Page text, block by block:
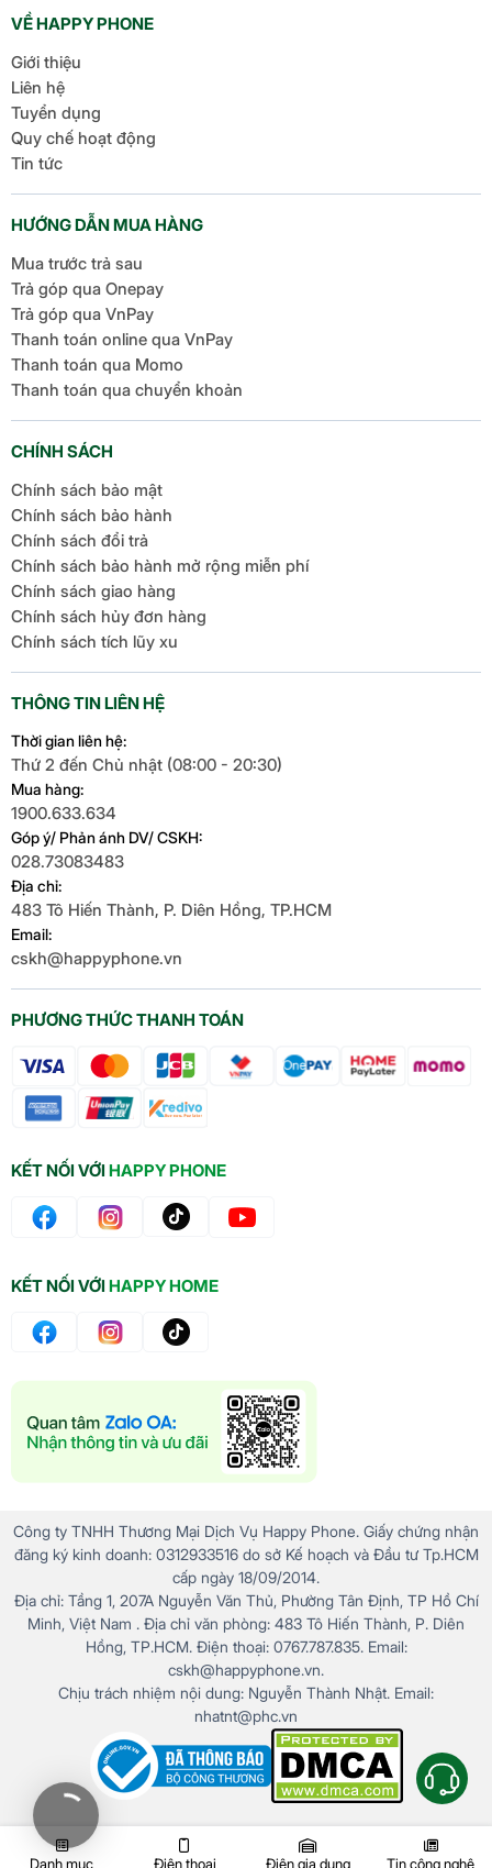
Danh mục Điện thoại Điện gia dụng Tin công nghệ
VỀ HAPPY PHONE
Giới thiệu
Liên hệ
Tuyển dụng
Quy chế hoạt động
Tin tức
HƯỚNG DẪN MUA HÀNG
Mua trước trả sau
Trả góp qua Onepay
Trả góp qua VnPay
Thanh toán online qua VnPay
Thanh toán qua Momo
Thanh toán qua chuyển khoản
PHƯƠNG THỨC THANH TOÁN
KẾT NỐI VỚIHAPPY PHONE
CHÍNH SÁCH
Chính sách bảo mật
Chính sách bảo hành
Chính sách đổi trả
Chính sách bảo hành mở rộng miễn phí
Chính sách giao hàng
Chính sách hủy đơn hàng
Chính sách tích lũy xu
THÔNG TIN LIÊN HỆ
Thời gian liên hệ:
Thứ 2 đến Chủ nhật (08:00 - 20:30)
Mua hàng:
1900.633.634
Góp ý/ Phản ánh DV/ CSKH:
028.73083483
Địa chỉ:
483 Tô Hiến Thành, P. Diên Hồng, TP.HCM
Email:
cskh@happyphone.vn
KẾT NỐI VỚIHAPPY HOME
Công ty TNHH Thương Mại Dịch Vụ Happy Phone. Giấy chứng nhận
đăng ký kinh doanh: 0312933516 do sở Kế hoạch và Đầu tư Tp.HCM
cấp ngày 18/09/2014.
Địa chỉ: Tầng 1, 207A Nguyễn Văn Thủ, Phường Tân Định, TP Hồ Chí
Minh, Việt Nam . Địa chỉ văn phòng: 483 Tô Hiến Thành, P. Diên
Hồng, TP.HCM. Điện thoại: 0767.787.835. Email:
cskh@happyphone.vn.
Chịu trách nhiệm nội dung: Nguyễn Thành Nhật. Email:
nhatnt@phc.vn